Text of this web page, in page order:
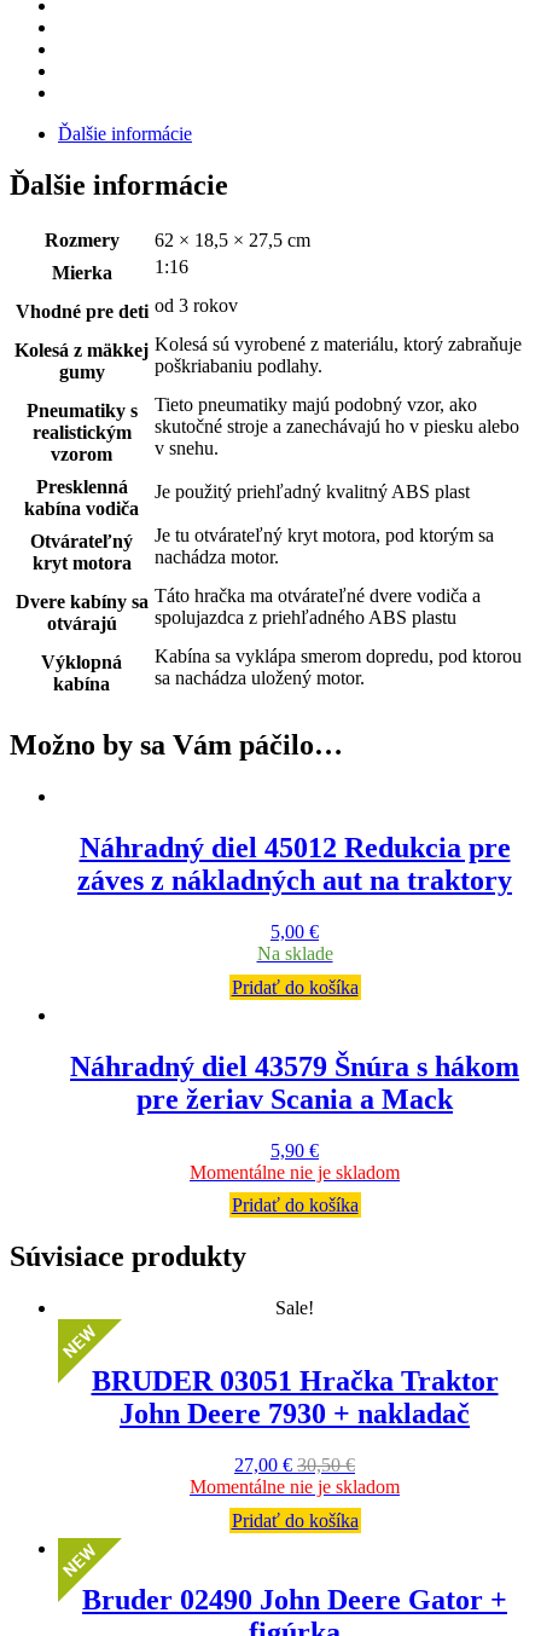
serie
Ďalšie informácie
Ďalšie informácie
Rozmery
62 × 18,5 × 27,5 cm
Mierka
1:16
Vhodné pre deti od 3 rokov
Kolesá z mäkkej
gumy
Kolesá sú vyrobené z materiálu, ktorý zabraňuje
poškriabaniu podlahy.
Pneumatiky s
realistickým
vzorom
Tieto pneumatiky majú podobný vzor, ako
skutočné stroje a zanechávajú ho v piesku alebo
v snehu.
Presklenná
kabína vodiča
Je použitý priehľadný kvalitný ABS plast
Otvárateľný
kryt motora
Je tu otvárateľný kryt motora, pod ktorým sa
nachádza motor.
Dvere kabíny sa
otvárajú
Táto hračka ma otvárateľné dvere vodiča a
spolujazdca z priehľadného ABS plastu
Výklopná
kabína
Kabína sa vyklápa smerom dopredu, pod ktorou
sa nachádza uložený motor.
Možno by sa Vám páčilo…
Náhradný diel 45012 Redukcia pre
záves z nákladných aut na traktory
5,00 €
Na sklade
Pridať do košíka
Náhradný diel 43579 Šnúra s hákom
pre žeriav Scania a Mack
5,90 €
Momentálne nie je skladom
Pridať do košíka
Súvisiace produkty
Sale!
BRUDER 03051 Hračka Traktor
John Deere 7930 + nakladač
27,00 € 30,50€
Momentálne nie je skladom
Pridať do košíka
Bruder 02490 John Deere Gator +